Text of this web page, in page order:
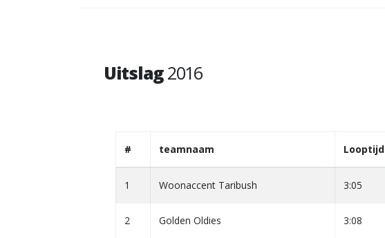
Uitslag2016
# teamnaam Looptijd
1 Woonaccent Taribush 3:05
2 Golden Oldies 3:08